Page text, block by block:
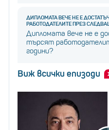
ДИПЛОМАТА ВЕЧЕ НЕ Е
РАБОТОДАТЕЛИТЕ ПРЕЗ
Дипломата вече не е
търсят
години?
Виж всички епизоди